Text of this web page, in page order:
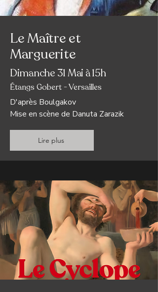
Le Maître et
Marguerite
Dimanche 31 Mai à 15h
Étangs Gobert - Versailles
D'après Boulgakov
Mise en scène de Danuta Zarazik
Lire plus